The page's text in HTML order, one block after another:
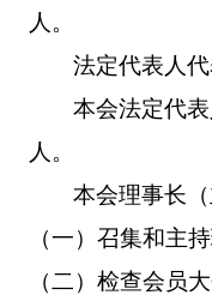
人。
法定代表人
本会法定代
人。
本会理事长
（一）召集和主
（二）检查会员